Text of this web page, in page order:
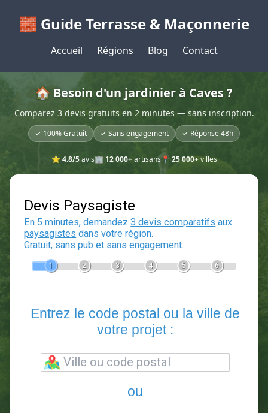
🧱 Guide Terrasse & Maçonnerie
Accueil Régions Blog Contact
🏠 Besoin d'un jardinier à Caves ?
Comparez 3 devis gratuits en 2 minutes — sans inscription.
✓ 100% Gratuit ✓ Sans engagement ✓ Réponse 48h
⭐ 4.8/5avis🏢 12 000+artisans📍 25 000+villes
Devis Paysagiste
En 5 minutes, demandez3 devis comparatifs
votre projet :